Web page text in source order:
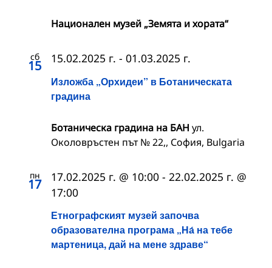
Национален музей „Земята и хората“
сб
15
Изложба „Орхидеи” в Ботаническата
градина
15.02.2025 г. - 01.03.2025 г.
Ботаническа градина на БАН ул.
Околовръстен път № 22,, София, Bulgaria
пн
17
Етнографският музей започва
образователна програма „На́ на тебе
мартеница, дай на мене здраве“
17.02.2025 г. @ 10:00 - 22.02.2025 г. @
17:00